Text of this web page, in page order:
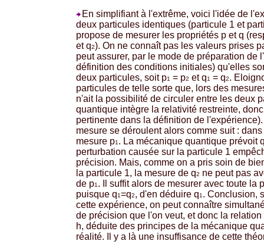
En simplifiant à l'extrême, voici l'idée de
deux particules identiques (particule 1 et
propose de mesurer les propriétés p et q
et q2). On ne connaît pas les valeurs prises
peut assurer, par le mode de préparation de
définition des conditions initiales) qu'elles
deux particules, soit p1 = p2 et q1 = q2.
particules de telle sorte que, lors des
n'ait la possibilité de circuler entre les deux
quantique intègre la relativité restreinte,
pertinente dans la définition de
mesure se déroulent alors comme suit :
mesure p1. La mécanique quantique prévoit
perturbation causée sur la particule 1
précision. Mais, comme on a pris soin de
la particule 1, la mesure de q2 ne peut pas
de p1. Il suffit alors de mesurer avec toute la
puisque q1=q2, d'en déduire q1. Conclusion,
cette expérience, on peut connaître
de précision que l'on veut, et donc la
h, déduite des principes de la mécanique
réalité. Il y a là une insuffisance de cette